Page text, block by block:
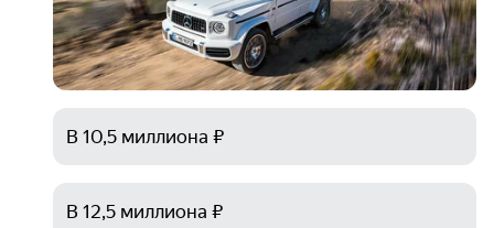
В 10,5 миллиона ₽
В 12,5 миллиона ₽